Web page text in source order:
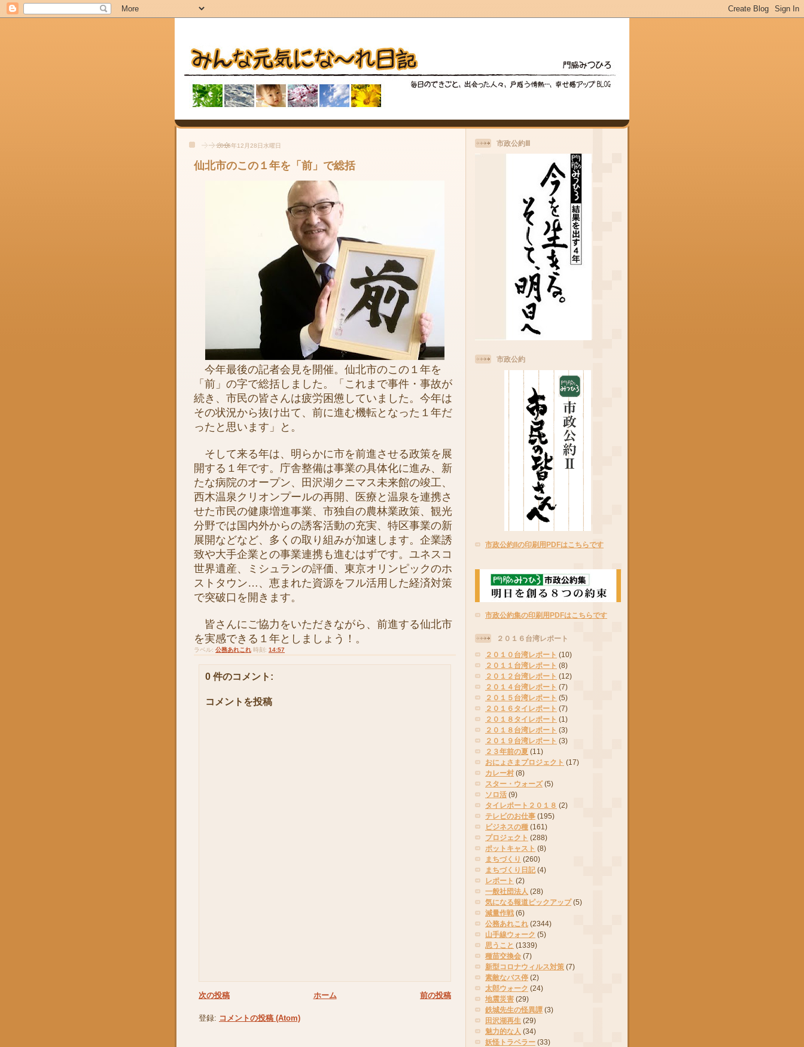
2016年12月28日水曜日
仙北市のこの１年を「前」で総括
今年最後の記者会見を開催。仙北市のこの１年を
「前」の字で総括しました。「これまで事件・事故が
続き、市民の皆さんは疲労困憊していました。今年は
その状況から抜け出て、前に進む機転となった１年だ
ったと思います」と。
そして来る年は、明らかに市を前進させる政策を展
開する１年です。庁舎整備は事業の具体化に進み、新
たな病院のオープン、田沢湖クニマス未来館の竣工、
西木温泉クリオンプールの再開、医療と温泉を連携さ
せた市民の健康増進事業、市独自の農林業政策、観光
分野では国内外からの誘客活動の充実、特区事業の新
展開などなど、多くの取り組みが加速します。企業誘
致や大手企業との事業連携も進むはずです。ユネスコ
世界遺産、ミシュランの評価、東京オリンピックのホ
ストタウン…、恵まれた資源をフル活用した経済対策
で突破口を開きます。
皆さんにご協力をいただきながら、前進する仙北市
を実感できる１年としましょう！。
ラベル: 公務あれこれ 時刻: 14:57
0 件のコメント:
コメントを投稿
次の投稿 前の投稿
ホーム
登録: コメントの投稿 (Atom)
市政公約Ⅲ
市政公約
市政公約IIの印刷用PDFはこちらです
市政公約集の印刷用PDFはこちらです
２０１６台湾レポート
２０１０台湾レポート (10)
２０１１台湾レポート (8)
２０１２台湾レポート (12)
２０１４台湾レポート (7)
２０１５台湾レポート (5)
２０１６タイレポート (7)
２０１８タイレポート (1)
２０１８台湾レポート (3)
２０１９台湾レポート (3)
２３年前の夏 (11)
おにょさまプロジェクト (17)
カレー村 (8)
スター・ウォーズ (5)
ソロ活 (9)
タイレポート２０１８ (2)
テレビのお仕事 (195)
ビジネスの種 (161)
プロジェクト (288)
ポットキャスト (8)
まちづくり (260)
まちづくり日記 (4)
レポート (2)
一般社団法人 (28)
気になる報道ピックアップ (5)
減量作戦 (6)
公務あれこれ (2344)
山手線ウォーク (5)
思うこと (1339)
種苗交換会 (7)
新型コロナウィルス対策 (7)
素敵なバス停 (2)
太郎ウォーク (24)
地震災害 (29)
鉄城先生の怪異譚 (3)
田沢湖再生 (29)
魅力的な人 (34)
妖怪トラベラー (33)